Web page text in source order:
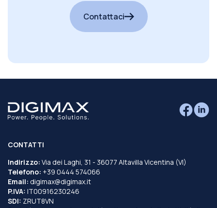
Contattaci
CONTATTI
Indirizzo: Via dei Laghi, 31 - 36077 Altavilla Vicentina (VI)
Telefono: +39 0444 574066
Email: digimax@digimax.it
P.IVA: IT00916230246
SDI: ZRUT8VN